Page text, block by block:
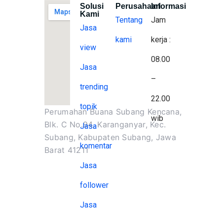
Perumahan Buana Subang Kencana,
Blk. C No.94, Karanganyar, Kec.
Subang, Kabupaten Subang, Jawa
Barat 41211
Solusi
Kami
Jasa
view
Jasa
trending
topik
Jasa
komentar
Jasa
follower
Jasa
Perusahaan
Tentang
kami
Informasi
Jam
kerja :
08.00
–
22.00
wib